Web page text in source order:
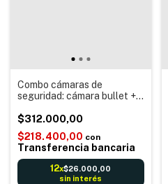
Combo cámaras de
seguridad: cámara bullet +
Interior - Hikvision
NKS422W02H
$312.000,00
$218.400,00 con
Transferencia bancaria
12x$26.000,00
sin interés